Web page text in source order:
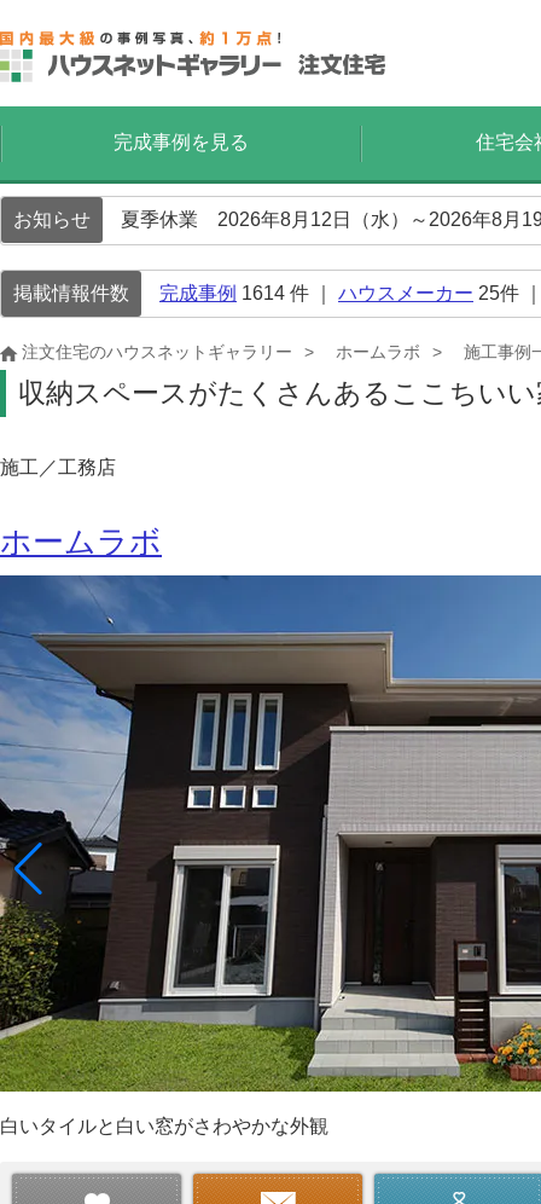
完成事例を見る 住宅会
お知らせ 夏季休業 2026年8月12日（水）～2026年8月
掲載情報件数 完成事例 1614 件 ｜ ハウスメーカー 25件
注文住宅のハウスネットギャラリー ホームラボ 施工事例
収納スペースがたくさんあるここちい
施工／工務店
ホームラボ
白いタイルと白い窓がさわやかな外観